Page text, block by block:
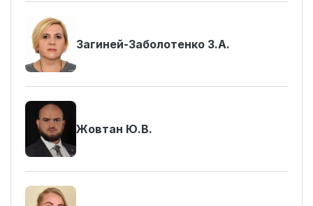
Загиней-Заболотенко З.А.
Жовтан Ю.В.